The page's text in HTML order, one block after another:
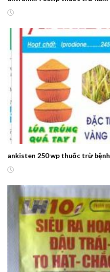
ankisten 250 wp thuốc trừ bệnh